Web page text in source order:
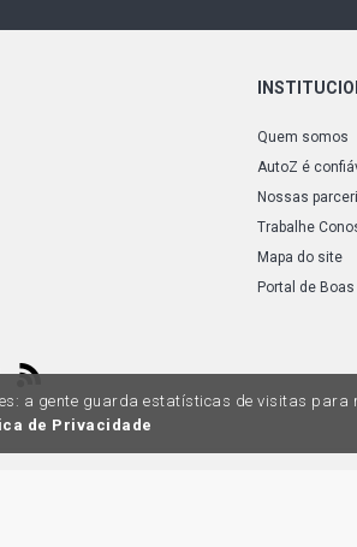
Quem somos
AutoZ é
Nossas
Trabalhe
Mapa do site
Portal de
a gente guarda estatísticas de visitas para
de Privacidade